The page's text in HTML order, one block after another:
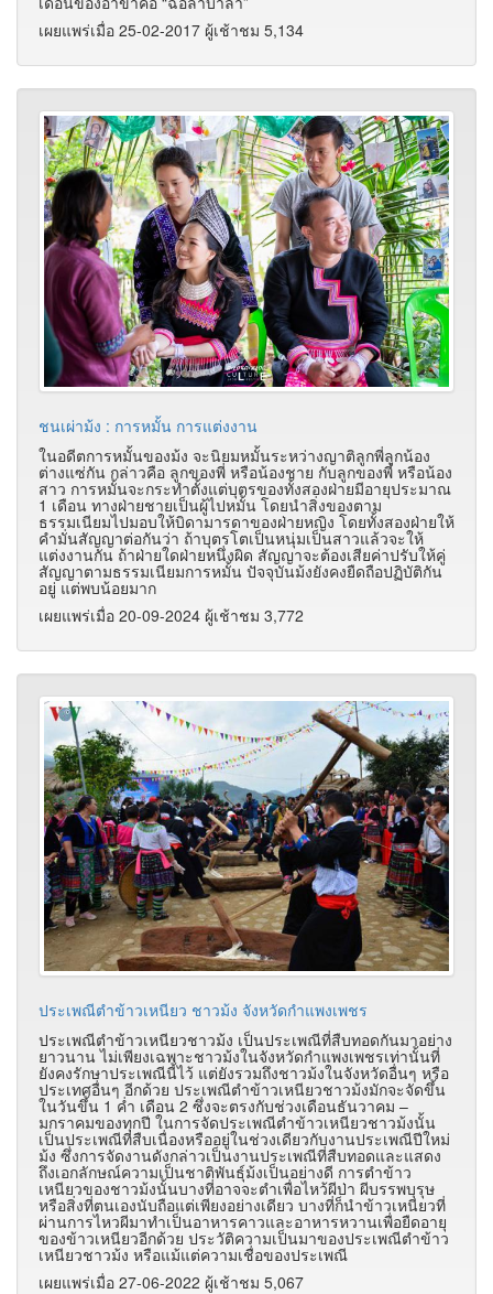
เผยแพร่เมื่อ 25-02-2017 ผู้เช้าชม 5,134
ชนเผ่าม้ง : การหมั้น การแต่งงาน
ในอดีตการหมั้นของม้ง จะนิยมหมั้นระหว่างญาติลูกพี่ลูกน้อง
ต่างแซ่กัน กล่าวคือ ลูกของพี่ หรือน้องชาย กับลูกของพี่ หรือน้อง
สาว การหมั้นจะกระทำตั้งแต่บุตรของทั้งสองฝ่ายมีอายุประมาณ
1 เดือน ทางฝ่ายชายเป็นผู้ไปหมั้น โดยนำสิ่งของตาม
ธรรมเนียมไปมอบให้บิดามารดาของฝ่ายหญิง โดยทั้งสองฝ่ายให้
คำมั่นสัญญาต่อกันว่า ถ้าบุตรโตเป็นหนุ่มเป็นสาวแล้วจะให้
แต่งงานกัน ถ้าฝ่ายใดฝ่ายหนึ่งผิด สัญญาจะต้องเสียค่าปรับให้คู่
สัญญาตามธรรมเนียมการหมั้น ปัจจุบันม้งยังคงยืดถือปฏิบัติกัน
อยู่ แต่พบน้อยมาก
เผยแพร่เมื่อ 20-09-2024 ผู้เช้าชม 3,772
ประเพณีตำข้าวเหนียว ชาวม้ง จังหวัดกำแพงเพชร
ประเพณีตำข้าวเหนียวชาวม้ง เป็นประเพณีที่สืบทอดกันมาอย่าง
ยาวนาน ไม่เพียงเฉพาะชาวม้งในจังหวัดกำแพงเพชรเท่านั้นที่
ยังคงรักษาประเพณีนี้ไว้ แต่ยังรวมถึงชาวม้งในจังหวัดอื่นๆ หรือ
ประเทศอื่นๆ อีกด้วย ประเพณีตำข้าวเหนียวชาวม้งมักจะจัดขึ้น
ในวันขึ้น 1 ค่ำ เดือน 2 ซึ่งจะตรงกับช่วงเดือนธันวาคม –
มกราคมของทุกปี ในการจัดประเพณีตำข้าวเหนียวชาวม้งนั้น
เป็นประเพณีที่สืบเนื่องหรืออยู่ในช่วงเดียวกับงานประเพณีปีใหม่
ม้ง ซึ่งการจัดงานดังกล่าวเป็นงานประเพณีที่สืบทอดและแสดง
ถึงเอกลักษณ์ความเป็นชาติพันธุ์ม้งเป็นอย่างดี การตำข้าว
เหนียวของชาวม้งนั้นบางที่อาจจะตำเพื่อไหว้ผีป่า ผีบรรพบุรุษ
หรือสิ่งที่ตนเองนับถือแต่เพียงอย่างเดียว บางที่ก็นำข้าวเหนียวที่
ผ่านการไหวผีมาทำเป็นอาหารคาวและอาหารหวานเพื่อยืดอายุ
ของข้าวเหนียวอีกด้วย ประวัติความเป็นมาของประเพณีตำข้าว
เหนียวชาวม้ง หรือแม้แต่ความเชื่อของประเพณี
เผยแพร่เมื่อ 27-06-2022 ผู้เช้าชม 5,067